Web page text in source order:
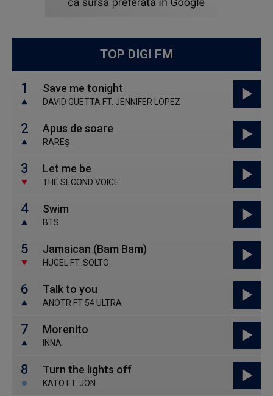
TOP DIGI FM
1 Save me tonight
DAVID GUETTA FT. JENNIFER LOPEZ
2 Apus de soare
RAREȘ
3 Let me be
THE SECOND VOICE
4 Swim
BTS
5 Jamaican (Bam Bam)
HUGEL FT. SOLTO
6 Talk to you
ANOTR FT 54 ULTRA
7 Morenito
INNA
8 Turn the lights off
KATO FT. JON